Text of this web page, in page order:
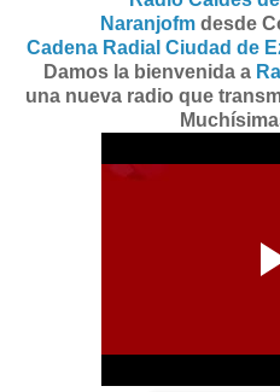
Naranjofmdesde
Cadena Radial Ciudad de
Damos la bienvenida a
una nueva radio que